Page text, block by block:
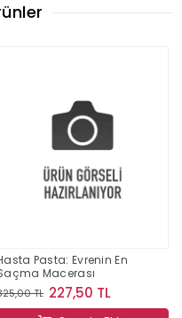
Pasta: Evrenin En
Macerası
TL 227,50 TL